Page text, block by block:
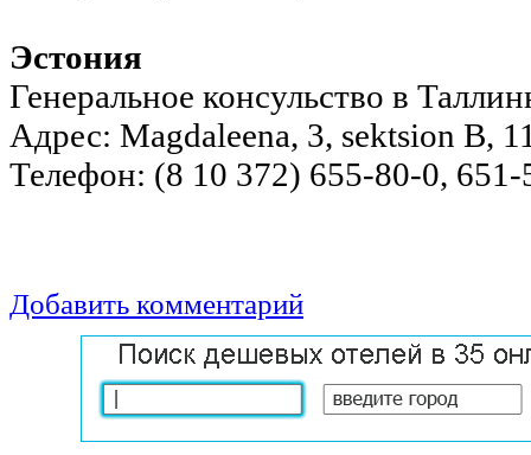
Эстония
Генеральное консульство в
Адрес: Magdaleena, 3, sektsion B,
Телефон: (8 10 372) 655-80-0, 651-
Добавить комментарий